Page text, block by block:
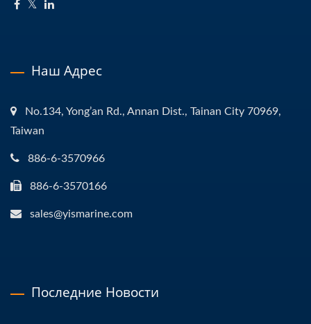
Наш Адрес
No.134, Yong’an Rd., Annan Dist., Tainan City 70969,
Taiwan
886-6-3570966
886-6-3570166
sales@yismarine.com
Последние Новости